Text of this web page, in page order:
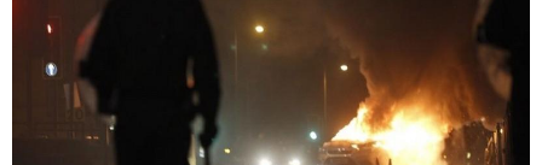
Tourisme